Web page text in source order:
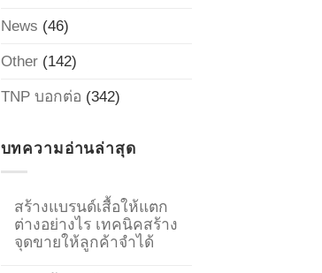
News (46)
Other(142)
TNP บอกต่อ (342)
บทความอ่านล่าสุด
สร้างแบรนด์เสื้อให้แตก
ต่างอย่างไร เทคนิคสร้าง
จุดขายให้ลูกค้าจำได้